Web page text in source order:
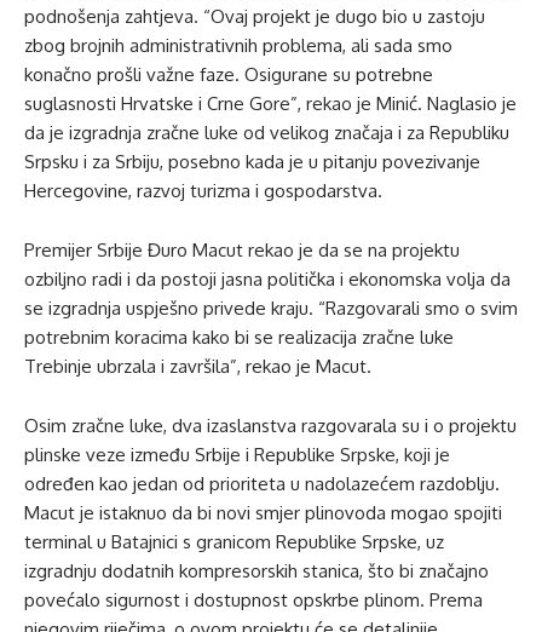
podnošenja zahtjeva. “Ovaj projekt je dugo bio u zastoju
zbog brojnih administrativnih problema, ali sada smo
konačno prošli važne faze. Osigurane su potrebne
suglasnosti Hrvatske i Crne Gore”, rekao je Minić. Naglasio je
da je izgradnja zračne luke od velikog značaja i za Republiku
Srpsku i za Srbiju, posebno kada je u pitanju povezivanje
Hercegovine, razvoj turizma i gospodarstva.
Premijer Srbije Đuro Macut rekao je da se na projektu
ozbiljno radi i da postoji jasna politička i ekonomska volja da
se izgradnja uspješno privede kraju. “Razgovarali smo o svim
potrebnim koracima kako bi se realizacija zračne luke
Trebinje ubrzala i završila”, rekao je Macut.
Osim zračne luke, dva izaslanstva razgovarala su i o projektu
plinske veze između Srbije i Republike Srpske, koji je
određen kao jedan od prioriteta u nadolazećem razdoblju.
Macut je istaknuo da bi novi smjer plinovoda mogao spojiti
terminal u Batajnici s granicom Republike Srpske, uz
izgradnju dodatnih kompresorskih stanica, što bi značajno
povećalo sigurnost i dostupnost opskrbe plinom. Prema